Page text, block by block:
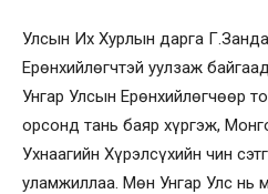
Улсын Их Хурлын дарга
Ерөнхийлөгчтэй уулзаж
Унгар Улсын Ерөнхийлөгчөөр
орсонд тань баяр хүргэж,
Ухнаагийн Хүрэлсүхийн чин
уламжиллаа. Мөн Унгар Улс нь